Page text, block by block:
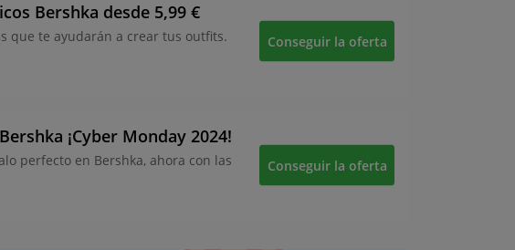
Bershka desde 5,99 €
que te ayudarán a crear tus outfits.
Conseguir la oferta
¡Cyber Monday 2024!
perfecto en Bershka, ahora con las
Conseguir la oferta